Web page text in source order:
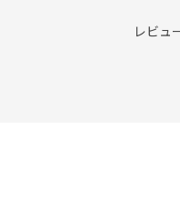
レビュ